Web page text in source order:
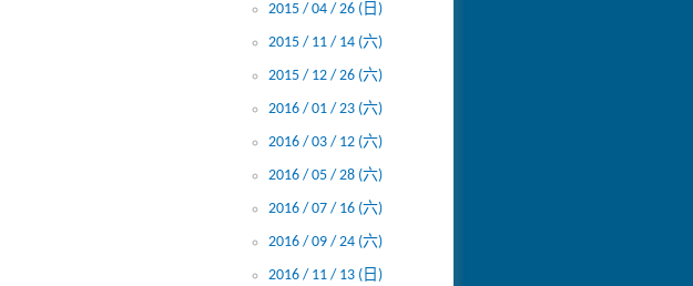
2015 / 04 / 26 (日)
2015 / 11 / 14 (六)
2015 / 12 / 26 (六)
2016 / 01 / 23 (六)
2016 / 03 / 12 (六)
2016 / 05 / 28 (六)
2016 / 07 / 16 (六)
2016 / 09 / 24 (六)
2016 / 11 / 13 (日)